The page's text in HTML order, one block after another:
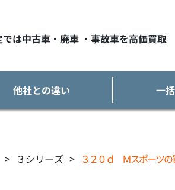
は中古車・廃車 ・事故車を高価買取
他社との違い 一
> ３シリーズ > ３２０ｄ Ｍスポーツの